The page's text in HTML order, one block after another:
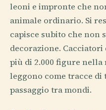
leoni e impronte che
animale ordinario. Si
capisce subito che non
decorazione.
più di 2.000 figure
leggono come tracce
passaggio tra mondi.